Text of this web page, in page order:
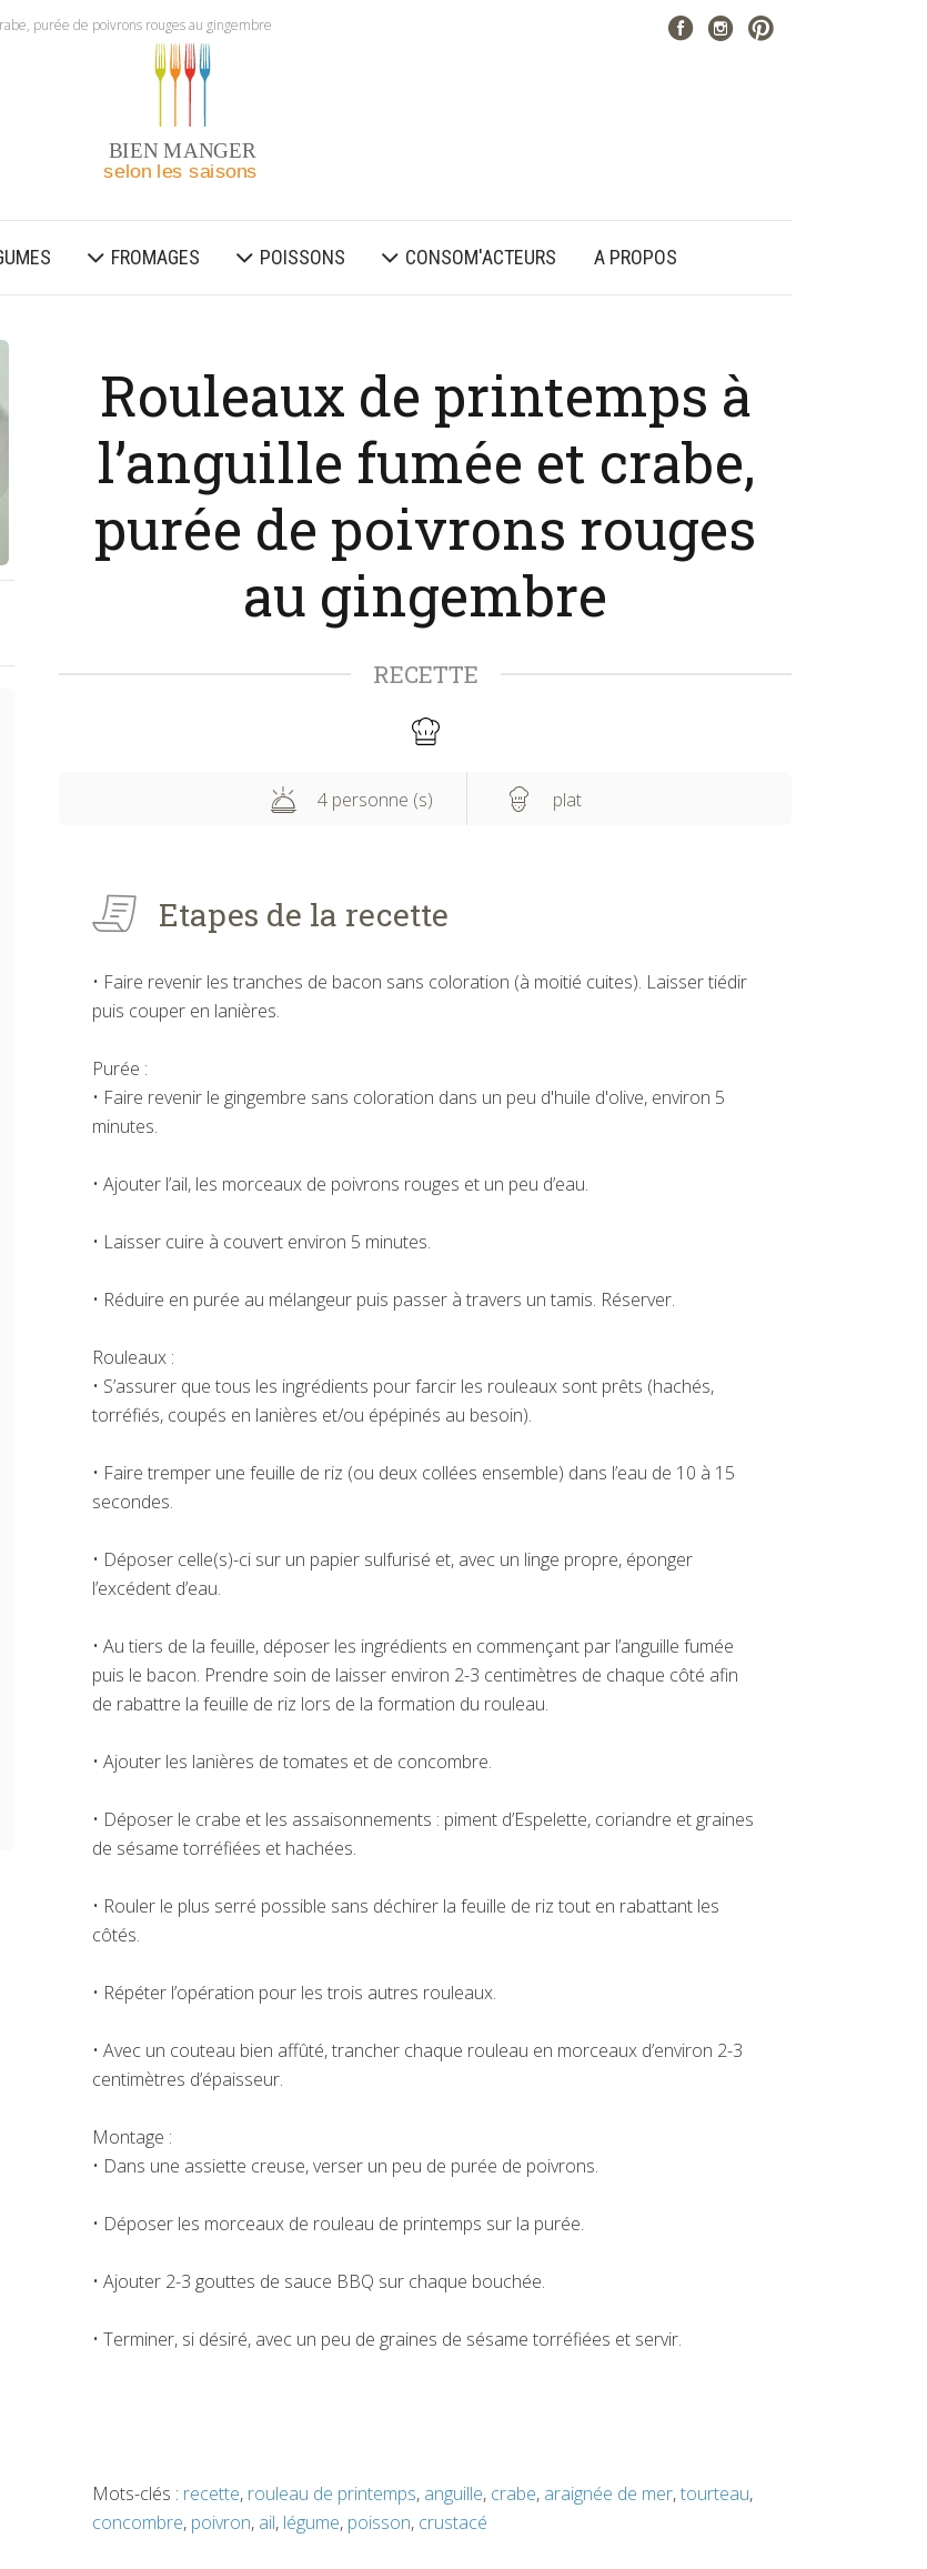
purée de poivrons rouges au gingembre
FROMAGES POISSONS CONSOM'ACTEURS A PROPOS
Rouleaux de printemps à
l’anguille fumée et crabe,
purée de poivrons rouges
au gingembre
RECETTE
4 personne (s) plat
Etapes de la recette
• Faire revenir les tranches de bacon sans coloration (à moitié cuites). Laisser tiédir
puis couper en lanières.
Purée :
• Faire revenir le gingembre sans coloration dans un peu d'huile d'olive, environ 5
minutes.
• Ajouter l’ail, les morceaux de poivrons rouges et un peu d’eau.
• Laisser cuire à couvert environ 5 minutes.
• Réduire en purée au mélangeur puis passer à travers un tamis. Réserver.
Rouleaux :
• S’assurer que tous les ingrédients pour farcir les rouleaux sont prêts (hachés,
torréfiés, coupés en lanières et/ou épépinés au besoin).
• Faire tremper une feuille de riz (ou deux collées ensemble) dans l’eau de 10 à 15
secondes.
• Déposer celle(s)-ci sur un papier sulfurisé et, avec un linge propre, éponger
l’excédent d’eau.
• Au tiers de la feuille, déposer les ingrédients en commençant par l’anguille fumée
puis le bacon. Prendre soin de laisser environ 2-3 centimètres de chaque côté afin
de rabattre la feuille de riz lors de la formation du rouleau.
• Ajouter les lanières de tomates et de concombre.
• Déposer le crabe et les assaisonnements : piment d’Espelette, coriandre et graines
de sésame torréfiées et hachées.
• Rouler le plus serré possible sans déchirer la feuille de riz tout en rabattant les
côtés.
• Répéter l’opération pour les trois autres rouleaux.
• Avec un couteau bien affûté, trancher chaque rouleau en morceaux d’environ 2-3
centimètres d’épaisseur.
Montage :
• Dans une assiette creuse, verser un peu de purée de poivrons.
• Déposer les morceaux de rouleau de printemps sur la purée.
• Ajouter 2-3 gouttes de sauce BBQ sur chaque bouchée.
• Terminer, si désiré, avec un peu de graines de sésame torréfiées et servir.
Mots-clés : recette, rouleau de printemps, anguille, crabe, araignée de mer,tourteau,
concombre, poivron, ail, légume, poisson, crustacé